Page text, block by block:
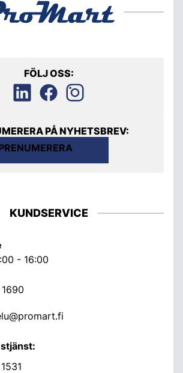
FÖLJ OSS:
PÅ NYHETSBREV:
KUNDSERVICE
- 16:00